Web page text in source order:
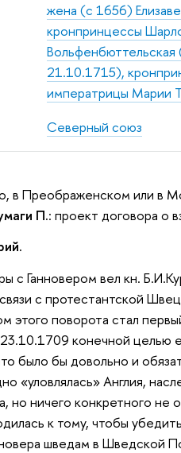
жена (с 1656)
кронпринцессы
21.10.1715),
императрицы Марии
Северный союз
в Преображенском или в
П.: проект договора о
с Ганновером вел кн.
с протестантской
этого поворота стал
конечной целью
было бы довольно и
«уловлялась» Англия,
но ничего конкретного
к тому, чтобы
шведам в Шведской